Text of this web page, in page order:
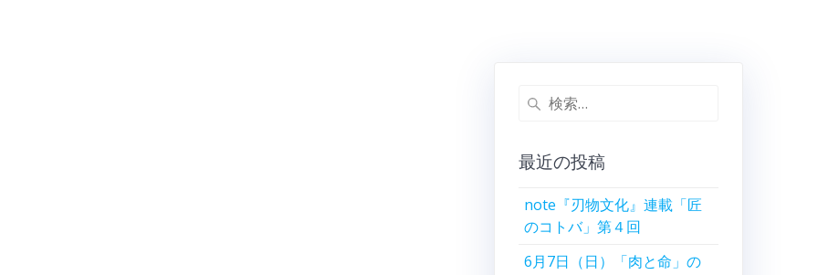
検
最近の投稿
note『刃物文化』連載「匠
のコトバ」第４回
6月7日（日）「肉と命」の